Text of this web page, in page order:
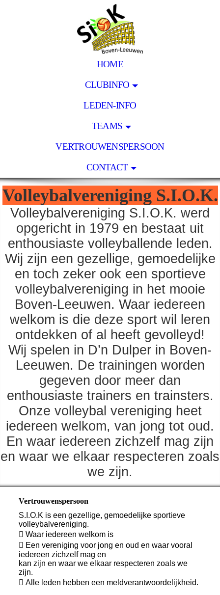
HOME
CLUBINFO
LEDEN-INFO
TEAMS
VERTROUWENSPERSOON
CONTACT
Volleybalvereniging S.I.O.K.
Volleybalvereniging S.I.O.K. werd
opgericht in 1979 en bestaat uit
enthousiaste volleyballende leden.
Wij zijn een gezellige, gemoedelijke
en toch zeker ook een sportieve
volleybalvereniging in het mooie
Boven-Leeuwen. Waar iedereen
welkom is die deze sport wil leren
ontdekken of al heeft gevolleyd!
Wij spelen in D’n Dulper in Boven-
Leeuwen. De trainingen worden
gegeven door meer dan
enthousiaste trainers en trainsters.
Onze volleybal vereniging heet
iedereen welkom, van jong tot oud.
En waar iedereen zichzelf mag zijn
en waar we elkaar respecteren zoals
we zijn.
Vertrouwenspersoon
S.I.O.K is een gezellige, gemoedelijke sportieve
volleybalvereniging.
 Waar iedereen welkom is
 Een vereniging voor jong en oud en waar vooral
iedereen zichzelf mag en
kan zijn en waar we elkaar respecteren zoals we
zijn.
 Alle leden hebben een meldverantwoordelijkheid.